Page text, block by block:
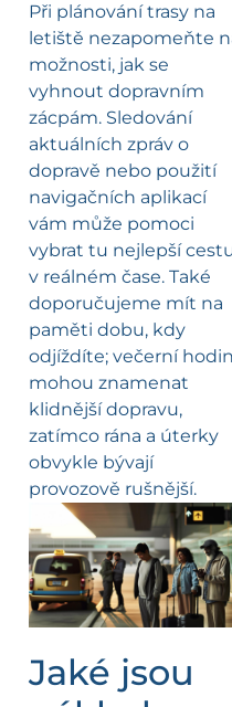
Při plánování trasy na
letiště nezapomeňte
možnosti, jak se
vyhnout dopravním
zácpám. Sledování
aktuálních zpráv o
dopravě nebo použití
navigačních aplikací
vám může pomoci
vybrat tu nejlepší
v reálném čase. Také
doporučujeme mít na
paměti dobu, kdy
odjíždíte; večerní
mohou znamenat
klidnější dopravu,
zatímco rána a úterky
obvykle bývají
provozově rušnější.
Jaké jsou